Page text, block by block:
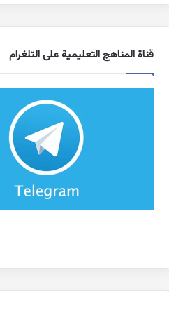
قناة المناهج التعليمية على التلغرام